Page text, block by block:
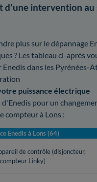
d'une intervention au
plus sur le dépannage
? Les tableau ci-après
dans les Pyrénées-
puissance électrique
pour un
compteur à Lons :
Enedis à Lons (64)
de contrôle (disjoncteur,
compteur Linky)